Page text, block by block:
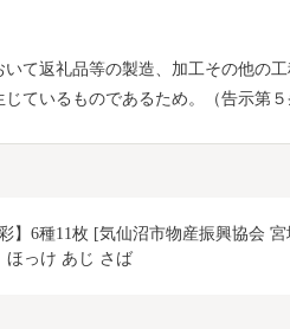
いて返礼品等の製造、加工その他の
ているものであるため。（告示第５
】6種11枚 [気仙沼市物産振興協会
ほっけ あじ さば